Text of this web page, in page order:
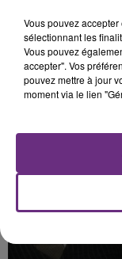
ARIANA GRANDE &
Vous pouvez
sélectionnant les
Vous pouvez
accepter". Vos
pouvez mettre à jour
moment via le lien